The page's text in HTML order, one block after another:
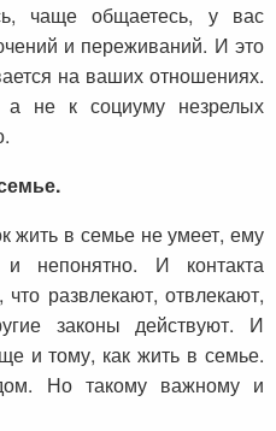
чаще общаетесь, у вас
и переживаний. И это
на ваших отношениях.
не к социуму незрелых
в семье не умеет, ему
непонятно. И контакта
развлекают, отвлекают,
законы действуют. И
и тому, как жить в семье.
Но такому важному и